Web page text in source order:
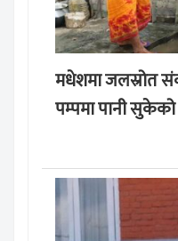
मधेशमा जलस्रोत
पम्पमा पानी